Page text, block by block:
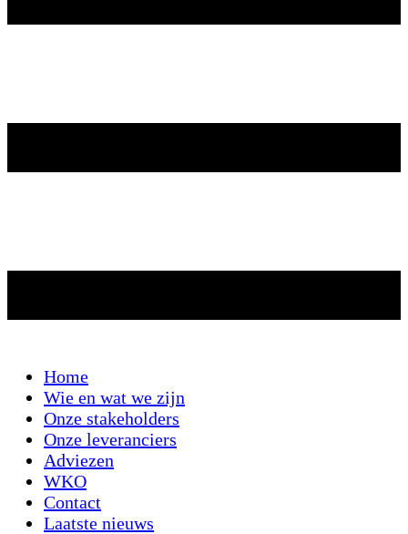
Home
Wie en wat we zijn
Onze stakeholders
Onze leveranciers
Adviezen
WKO
Contact
Laatste nieuws